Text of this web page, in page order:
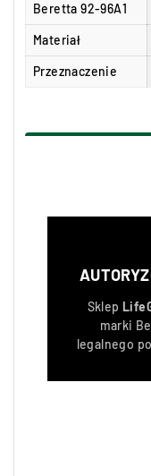
Beretta 92-96A1
Materiał
Przeznaczenie
Sklep
marki
legalnego